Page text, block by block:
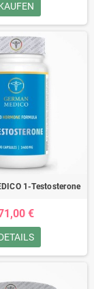
1-Testosterone
€